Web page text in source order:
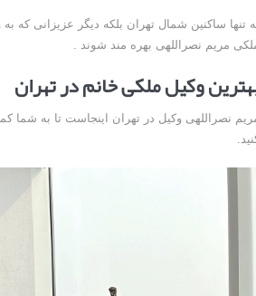
تنها ساکنین شمال تهران بلکه دیگر عزیزانی که
مریم نصراللهی بهره مند شوند .
وکیل ملکی خانم در تهران
نصراللهی وکیل در تهران اینجاست تا به شما